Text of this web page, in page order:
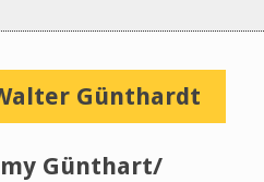
Günthardt
Günthart/